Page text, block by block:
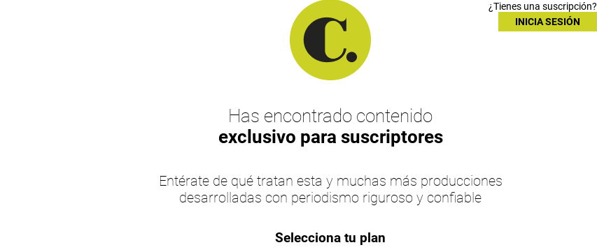
¿Tienes una suscripción?
INICIA SESIÓN
Has encontrado contenido
exclusivo para suscriptores
Entérate de qué tratan esta y muchas más producciones
desarrolladas con periodismo riguroso y confiable
Selecciona tu plan